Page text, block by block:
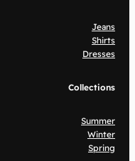
Jeans
Shirts
Dresses
Collections
Summer
Winter
Spring